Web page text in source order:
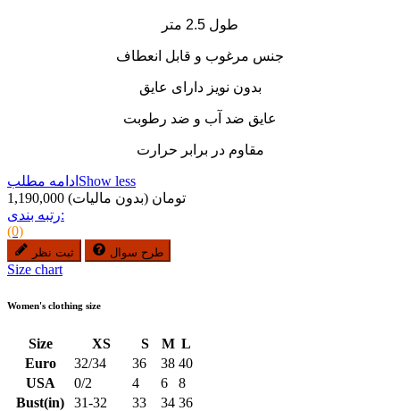
طول 2.5 متر
جنس مرغوب و قابل انعطاف
بدون نویز دارای عایق
عایق ضد آب و ضد رطوبت
مقاوم در برابر حرارت
ادامه مطلب Show less
1,190,000 تومان (بدون مالیات)
رتبه بندی:
(0)
ثبت نظر طرح سوال
Size chart
Women's clothing size
Size XS S M L
Euro
32/34 36 38 40
USA
0/2 4 6
8
Bust(in)
31-32 33 34 36